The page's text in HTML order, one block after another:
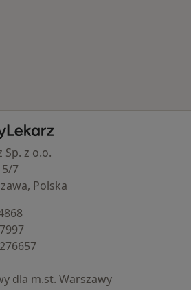
główna
Sp. z o.o.
7
Polska
dla m.st. Warszawy